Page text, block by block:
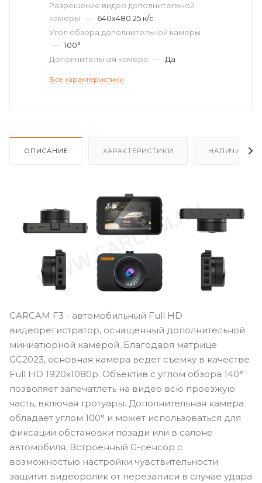
Разрешение видео дополнительной
камеры — 640х480 25 к/с
Угол обзора дополнительной камеры
— 100°
Дополнительная камера — Да
Все характеристики
ОПИСАНИЕ ХАРАКТЕРИСТИКИ НАЛИЧИЕ
CARCAM F3 - автомобильный Full HD
видеорегистратор, оснащенный дополнительной
миниатюрной камерой. Благодаря матрице
GC2023, основная камера ведет съемку в качестве
Full HD 1920х1080p. Объектив с углом обзора 140°
позволяет запечатлеть на видео всю проезжую
часть, включая тротуары. Дополнительная камера
обладает углом 100° и может использоваться для
фиксации обстановки позади или в салоне
автомобиля. Встроенный G-сенсор с
возможностью настройки чувствительности
защитит видеоролик от перезаписи в случае удара